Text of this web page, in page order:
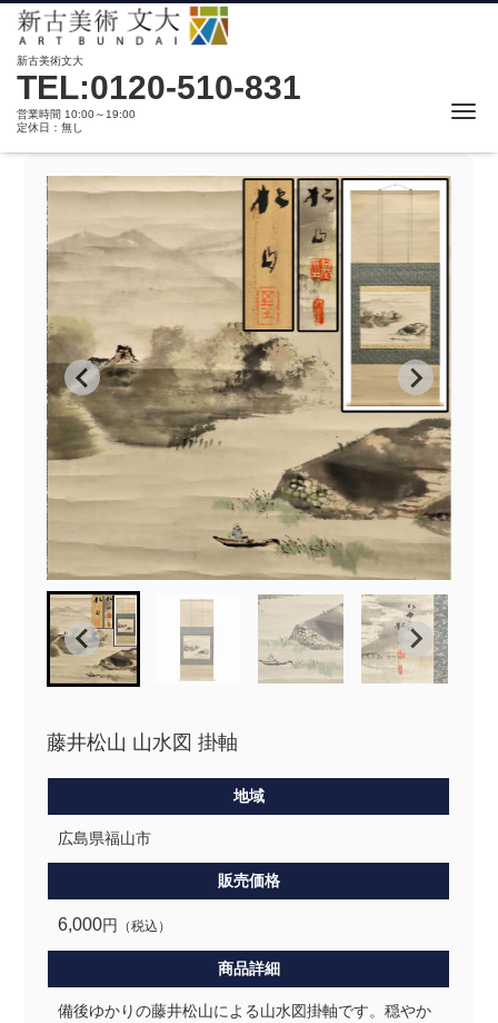
新古美術文大
TEL:0120-510-831
営業時間 10:00～19:00
定休日：無し
藤井松山 山水図 掛軸
地域
広島県福山市
販売価格
6,000円 （税込）
商品詳細
備後ゆかりの藤井松山による山水図掛軸です。穏やか